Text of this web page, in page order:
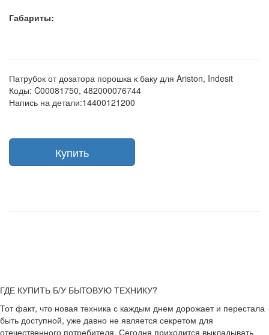
Габариты:
Патрубок от дозатора порошка к баку для Ariston, Indesit
Коды: C00081750, 482000076744
Напись на детали:14400121200
ГДЕ КУПИТЬ Б/У БЫТОВУЮ ТЕХНИКУ?
Тот факт, что новая техника с каждым днем дорожает и перестала
быть доступной, уже давно не является секретом для
отечественного потребителя. Сегодня приходится выкладывать